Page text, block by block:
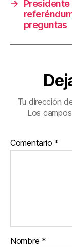
→
preguntas
Tu dirección
Los
Comentario *
Nombre *